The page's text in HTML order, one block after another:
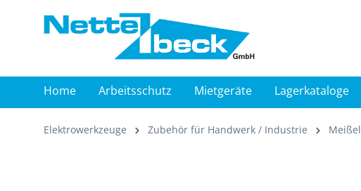
Zur Hauptnavigation springen
Home Arbeitsschutz Mietgeräte Lagerkataloge
Elektrowerkzeuge Zubehör für Handwerk / Industrie Meißel